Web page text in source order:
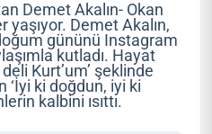
Demet Akalın- Okan
yaşıyor. Demet Akalın,
gününü Instagram
kutladı. Hayat
Kurt’um’ şeklinde
‘İyi ki doğdun, iyi ki
kalbini ısıttı.